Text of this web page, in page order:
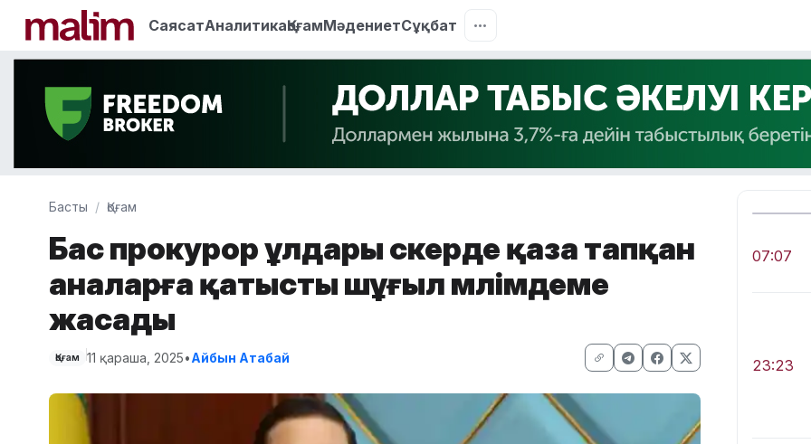
СаясатАналитикаҚоғамМәдениетСұқбат
Басты Қоғам
Бас прокурор ұлдары әскерде қаза тапқан
аналарға қатысты шұғыл мәлімдеме
жасады
Қоғам 11 қараша, 2025•Айбын Атабай
07:07
23:23